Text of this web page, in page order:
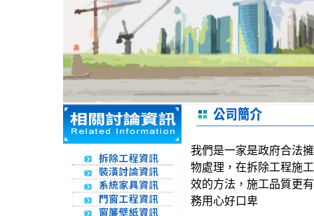
我們是一家是政府合法
物處理，在拆除工程施
效的方法，施工品質更
務用心好口卑